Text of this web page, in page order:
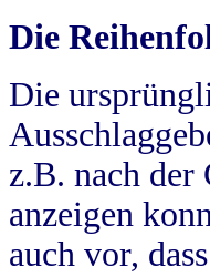
Die
Die
z.B. nach
anzeigen
auch vor,